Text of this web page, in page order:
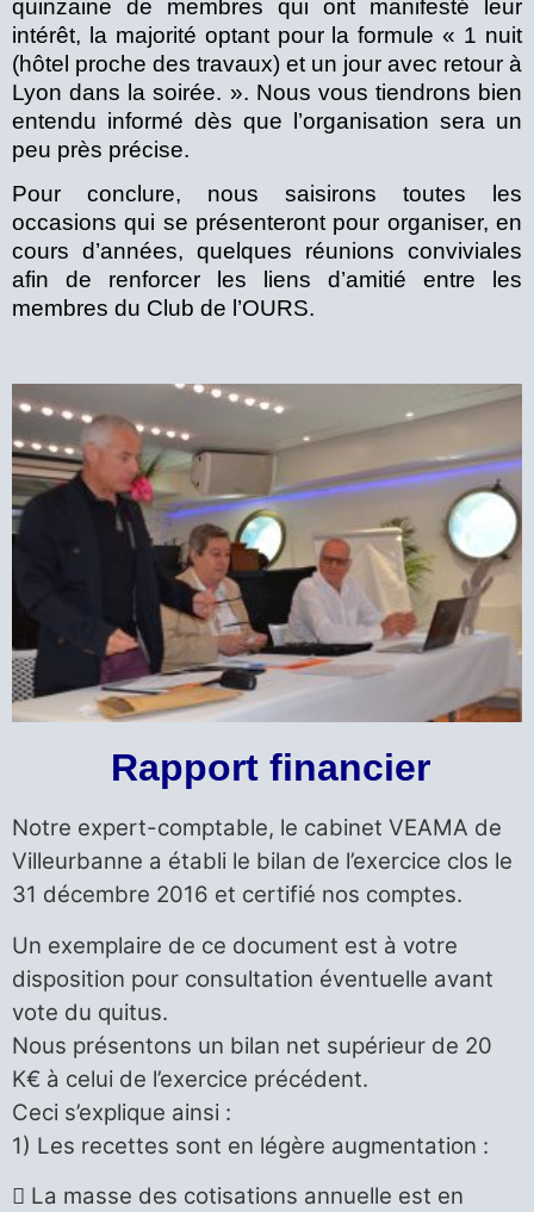
quinzaine de membres qui ont manifesté leur
intérêt, la majorité optant pour la formule « 1 nuit
(hôtel proche des travaux) et un jour avec retour à
Lyon dans la soirée. ». Nous vous tiendrons bien
entendu informé dès que l’organisation sera un
peu près précise.
Pour conclure, nous saisirons toutes les
occasions qui se présenteront pour organiser, en
cours d’années, quelques réunions conviviales
afin de renforcer les liens d’amitié entre les
membres du Club de l’OURS.
Rapport financier
Notre expert-comptable, le cabinet VEAMA de
Villeurbanne a établi le bilan de l’exercice clos le
31 décembre 2016 et certifié nos comptes.
Un exemplaire de ce document est à votre
disposition pour consultation éventuelle avant
vote du quitus.
Nous présentons un bilan net supérieur de 20
K€ à celui de l’exercice précédent.
Ceci s’explique ainsi :
1) Les recettes sont en légère augmentation :
 La masse des cotisations annuelle est en